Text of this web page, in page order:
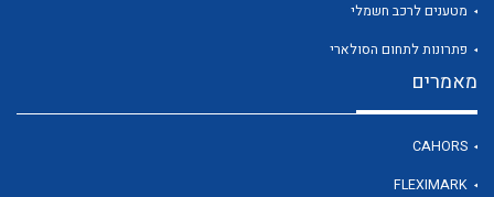
מטענים לרכב חשמלי
פתרונות לתחום הסולארי
מאמרים
CAHORS
FLEXIMARK